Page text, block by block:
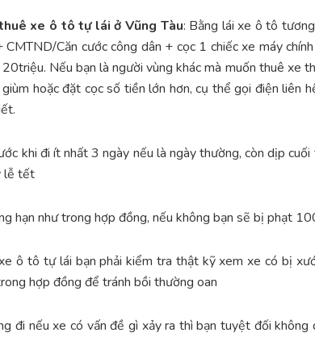
xe ô tô tự lái ở Vũng Tàu: Bằng lái xe ô tô
CMTND/Căn cước công dân + cọc 1 chiếc xe máy
Nếu bạn là người vùng khác mà muốn thuê xe
hoặc đặt cọc số tiền lớn hơn, cụ thể gọi điện liên
khi đi ít nhất 3 ngày nếu là ngày thường, còn dịp
lễ tết
hạn như trong hợp đồng, nếu không bạn sẽ bị phạt
ô tô tự lái bạn phải kiểm tra thật kỹ xem xe có bị
hợp đồng để tránh bồi thường oan
đi nếu xe có vấn đề gì xảy ra thì bạn tuyệt đối